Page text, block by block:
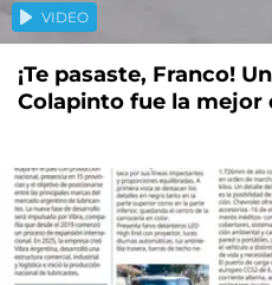
VIDEO
¡Te pasaste, Franco!
Colapinto fue la mejor